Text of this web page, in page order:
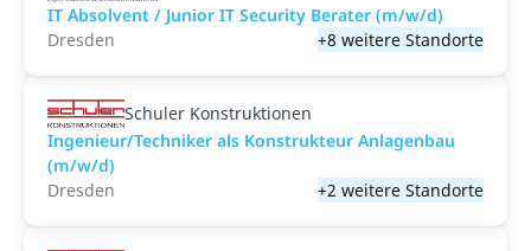
IT Absolvent / Junior IT Security Berater (m/w/d)
Dresden
+8 weitere Standorte
Schuler Konstruktionen
Ingenieur/Techniker als Konstrukteur Anlagenbau
(m/w/d)
Dresden
+2 weitere Standorte